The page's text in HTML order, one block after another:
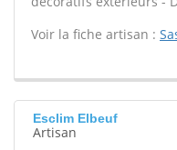
Voir la fiche artisan :
Esclim Elbeuf
Artisan